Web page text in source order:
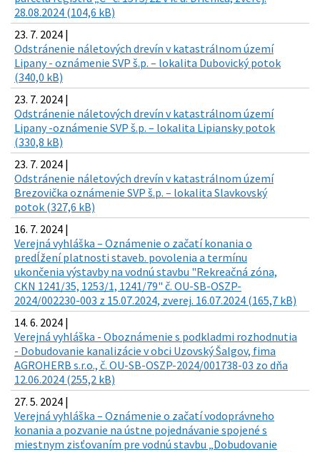
28.08.2024 (104,6 kB)
23. 7. 2024 |
Odstránenie náletových drevín v katastrálnom území
Lipany - oznámenie SVP š.p. – lokalita Dubovický potok
(340,0 kB)
23. 7. 2024 |
Odstránenie náletových drevín v katastrálnom území
Lipany -oznámenie SVP š.p. – lokalita Lipiansky potok
(330,8 kB)
23. 7. 2024 |
Odstránenie náletových drevín v katastrálnom území
Brezovička oznámenie SVP š.p. – lokalita Slavkovský
potok (327,6 kB)
16. 7. 2024 |
Verejná vyhláška – Oznámenie o začatí konania o
predĺžení platnosti staveb. povolenia a termínu
ukončenia výstavby na vodnú stavbu "Rekreačná zóna,
CKN 1241/35, 1253/1, 1241/79" č. OU-SB-OSZP-
2024/002230-003 z 15.07.2024, zverej. 16.07.2024 (165,7 kB)
14. 6. 2024 |
Verejná vyhláška - Oboznámenie s podkladmi rozhodnutia
- Dobudovanie kanalizácie v obci Uzovský Šalgov, fima
AGROHERB s.r.o., č. OU-SB-OSZP-2024/001738-03 zo dňa
12.06.2024 (255,2 kB)
27. 5. 2024 |
Verejná vyhláška – Oznámenie o začatí vodoprávneho
konania a pozvanie na ústne pojednávanie spojené s
miestnym zisťovaním pre vodnú stavbu „Dobudovanie